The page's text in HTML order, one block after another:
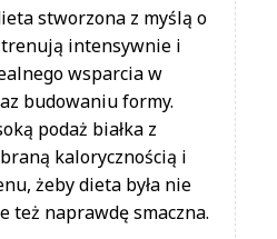
dobrze! Ta dieta łączy
dania z wygodą
na każdy dzień.
Szczegóły diety
zł / dzień
zł / dzień
stworzona z myślą o
intensywnie i
wsparcia w
budowaniu formy.
podaż białka z
kalorycznością i
żeby dieta była nie
też naprawdę smaczna.